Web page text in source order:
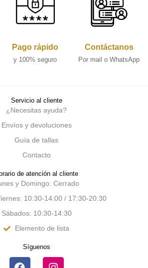
Pago rápido
y 100% seguro
Contáctanos
Por mail o WhatsApp
Servicio al cliente
¿Necesitas ayuda?
Envíos y devoluciones
Guía de tallas
Contacto
de atención al cliente
y Domingo: Cerrado
10:30-14:00 / 17:30-20:30
Sábados: 10:30-14:30
Elemento de lista
Síguenos